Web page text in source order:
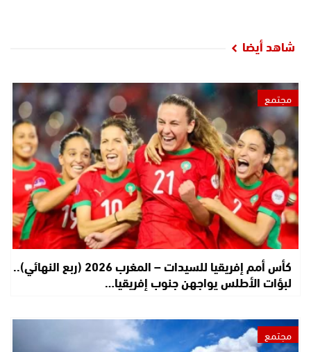
شاهد أيضا
مجتمع
كأس أمم إفريقيا للسيدات – المغرب 2026 (ربع النهائي)..
لبؤات الأطلس يواجهن جنوب إفريقيا…
مجتمع